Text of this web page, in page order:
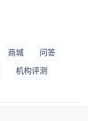
商城
问答
机构评测